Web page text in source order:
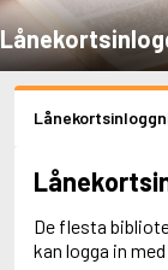
De flesta
kan logga in